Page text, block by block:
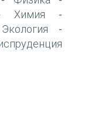
Химия -
Экология -